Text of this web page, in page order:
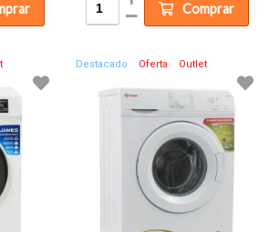
Comprar
Destacado Oferta Outlet